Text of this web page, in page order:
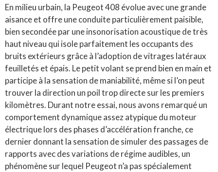
En milieu urbain, la Peugeot 408 évolue avec une grande
aisance et offre une conduite particulièrement paisible,
bien secondée par une insonorisation acoustique de très
haut niveau qui isole parfaitement les occupants des
bruits extérieurs grâce à l’adoption de vitrages latéraux
feuilletés et épais. Le petit volant se prend bien en main et
participe à la sensation de maniabilité, même si l’on peut
trouver la direction un poil trop directe sur les premiers
kilomètres. Durant notre essai, nous avons remarqué un
comportement dynamique assez atypique du moteur
électrique lors des phases d’accélération franche, ce
dernier donnant la sensation de simuler des passages de
rapports avec des variations de régime audibles, un
phénomène sur lequel Peugeot n’a pas spécialement